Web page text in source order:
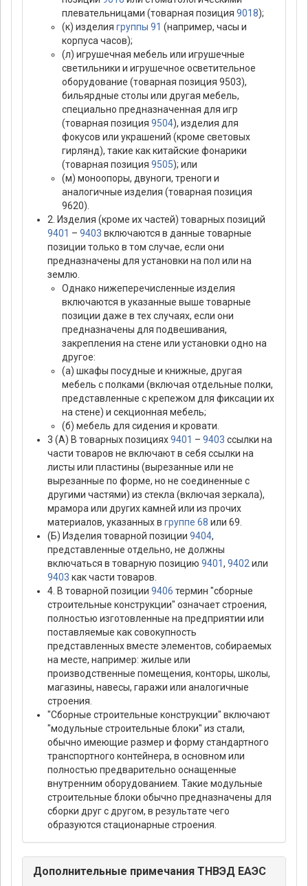
плевательницами (товарная позиция 9018);
(к) изделия группы 91 (например, часы и
корпуса часов);
(л) игрушечная мебель или игрушечные
светильники и игрушечное осветительное
оборудование (товарная позиция 9503),
бильярдные столы или другая мебель,
специально предназначенная для игр
(товарная позиция 9504), изделия для
фокусов или украшений (кроме световых
гирлянд), такие как китайские фонарики
(товарная позиция 9505); или
(м) моноопоры, двуноги, треноги и
аналогичные изделия (товарная позиция
9620).
2. Изделия (кроме их частей) товарных позиций
9401 – 9403 включаются в данные товарные
позиции только в том случае, если они
предназначены для установки на пол или на
землю.
Однако нижеперечисленные изделия
включаются в указанные выше товарные
позиции даже в тех случаях, если они
предназначены для подвешивания,
закрепления на стене или установки одно на
другое:
(а) шкафы посудные и книжные, другая
мебель с полками (включая отдельные полки,
представленные с крепежом для фиксации их
на стене) и секционная мебель;
(б) мебель для сидения и кровати.
3 (А) В товарных позициях9401 – 9403 ссылки на
части товаров не включают в себя ссылки на
листы или пластины (вырезанные или не
вырезанные по форме, но не соединенные с
другими частями) из стекла (включая зеркала),
мрамора или других камней или из прочих
материалов, указанных в группе 68 или 69.
(Б) Изделия товарной позиции 9404,
представленные отдельно, не должны
включаться в товарную позицию 9401, 9402 или
9403 как части товаров.
4. В товарной позиции 9406 термин "сборные
строительные конструкции" означает строения,
полностью изготовленные на предприятии или
поставляемые как совокупность
представленных вместе элементов, собираемых
на месте, например: жилые или
производственные помещения, конторы, школы,
магазины, навесы, гаражи или аналогичные
строения.
"Сборные строительные конструкции" включают
"модульные строительные блоки" из стали,
обычно имеющие размер и форму стандартного
транспортного контейнера, в основном или
полностью предварительно оснащенные
внутренним оборудованием. Такие модульные
строительные блоки обычно предназначены для
сборки друг с другом, в результате чего
образуются стационарные строения.
Дополнительные примечания ТНВЭД ЕАЭС